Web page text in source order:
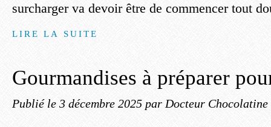
surcharger va devoir être de commencer tout
LIRE LA SUITE
Gourmandises à préparer
Publié le 3 décembre 2025 par Docteur Chocolatine